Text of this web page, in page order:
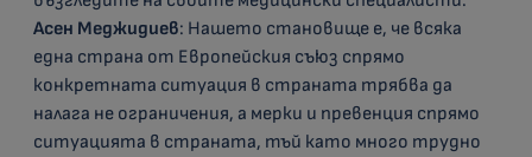
Асен Меджидиев: Нашето становище е, че всяка
една страна от Европейския съюз спрямо
конкретната ситуация в страната трябва да
налага не ограничения, а мерки и превенция спрямо
ситуацията в страната, тъй като много трудно